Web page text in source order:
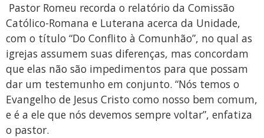
Pastor Romeu recorda o relatório da Comissão
Católico-Romana e Luterana acerca da Unidade,
com o título “Do Conflito à Comunhão”, no qual as
igrejas assumem suas diferenças, mas concordam
que elas não são impedimentos para que possam
dar um testemunho em conjunto. “Nós temos o
Evangelho de Jesus Cristo como nosso bem comum,
e é a ele que nós devemos sempre voltar”, enfatiza
o pastor.